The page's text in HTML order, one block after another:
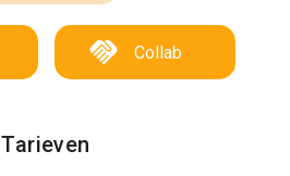
Collab
Tarieven